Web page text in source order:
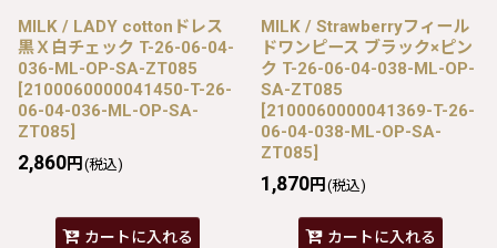
MILK / LADY cottonドレス
黒Ｘ白チェック T-26-06-04-
036-ML-OP-SA-ZT085
[2100060000041450-T-26-
06-04-036-ML-OP-SA-
ZT085]
2,860円 (税込)
カートに入れる
MILK / Strawberryフィール
ドワンピース ブラック×ピン
ク T-26-06-04-038-ML-OP-
SA-ZT085
[2100060000041369-T-26-
06-04-038-ML-OP-SA-
ZT085]
1,870円 (税込)
カートに入れる